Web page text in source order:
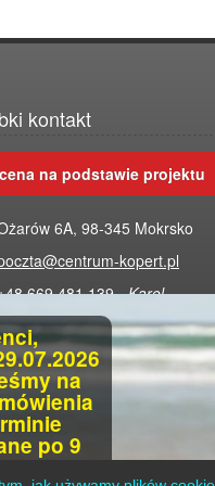
na
po 9
kontakt
na podstawie projektu
6A, 98-345 Mokrsko
kopert.pl
669 481 139 -Karol
+48 666 247 786 -Tomasz
do nas na Facebook